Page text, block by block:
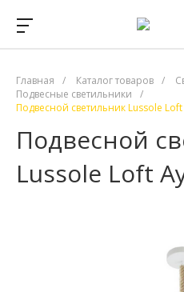
Главная / Каталог товаров /
Подвесные светильники
/
Подвесной светильник Lussole Loft
Подвесной
Lussole Loft